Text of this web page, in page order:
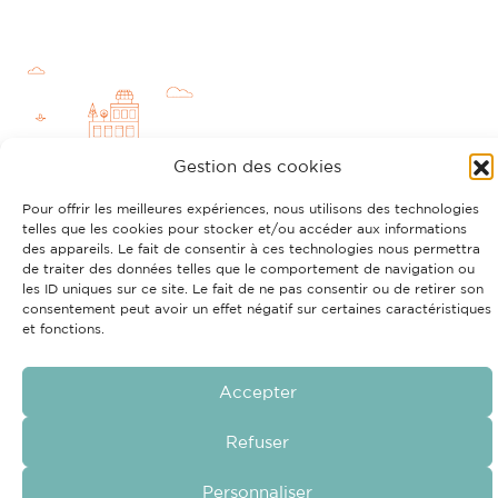
Gestion des cookies
Pour offrir les meilleures expériences, nous utilisons des technologies
telles que les cookies pour stocker et/ou accéder aux informations
des appareils. Le fait de consentir à ces technologies nous permettra
de traiter des données telles que le comportement de navigation ou
les ID uniques sur ce site. Le fait de ne pas consentir ou de retirer son
consentement peut avoir un effet négatif sur certaines caractéristiques
et fonctions.
Accepter
Refuser
Personnaliser
Politique RGPD Mentions légales Cookies Découvrez aussi